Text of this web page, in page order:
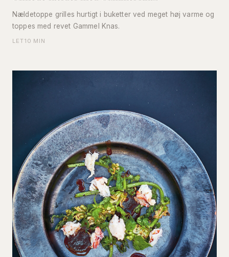
Nældetoppe grilles hurtigt i buketter ved meget høj varme og
toppes med revet Gammel Knas.
LET10 MIN